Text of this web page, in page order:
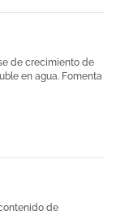
de crecimiento de
en agua. Fomenta
de